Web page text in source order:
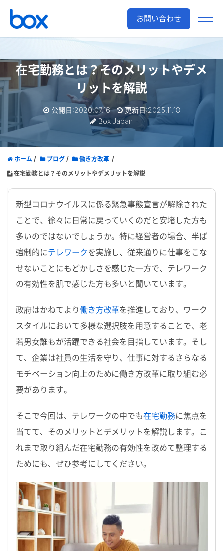
お問い合わせ
在宅勤務とは？そのメリットやデメ
リットを解説
公開日:2020.07.16
更新日:2025.11.18
Box Japan
ホーム ブログ
働き方改革
在宅勤務とは？そのメリットやデメリットを解説
新型コロナウイルスに係る緊急事態宣言が解除された
ことで、徐々に日常に戻っていくのだと安堵した方も
多いのではないでしょうか。特に経営者の場合、半ば
強制的にテレワークを実施し、従来通りに仕事をこな
せないことにもどかしさを感じた一方で、テレワーク
の有効性を肌で感じた方も多いと聞いています。
政府はかねてより働き方改革を推進しており、ワーク
スタイルにおいて多様な選択肢を用意することで、老
若男女誰もが活躍できる社会を目指しています。そし
て、企業は社員の生活を守り、仕事に対するさらなる
モチベーション向上のために働き方改革に取り組む必
要があります。
そこで今回は、テレワークの中でも在宅勤務に焦点を
当てて、そのメリットとデメリットを解説します。こ
れまで取り組んだ在宅勤務の有効性を改めて整理する
ためにも、ぜひ参考にしてください。